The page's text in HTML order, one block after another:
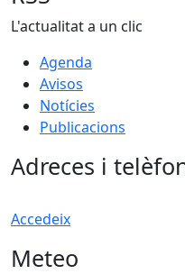
L'actualitat a un clic
Agenda
Avisos
Notícies
Publicacions
Adreces i
Accedeix
Meteo